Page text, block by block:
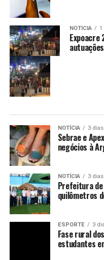
NOTÍCIA 1
NOTÍCIA 3
Sebrae e
negócios à
NOTÍCIA 3
Prefeitura
quilômetros
ESPORTE 3
Fase rural
estudantes